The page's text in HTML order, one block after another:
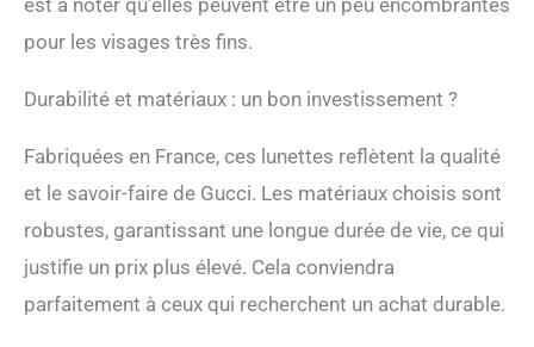
pour les visages très fins.
Durabilité et matériaux : un bon investissement ?
Fabriquées en France, ces lunettes reflètent la qualité
et le savoir-faire de Gucci. Les matériaux choisis sont
robustes, garantissant une longue durée de vie, ce qui
justifie un prix plus élevé. Cela conviendra
parfaitement à ceux qui recherchent un achat durable.